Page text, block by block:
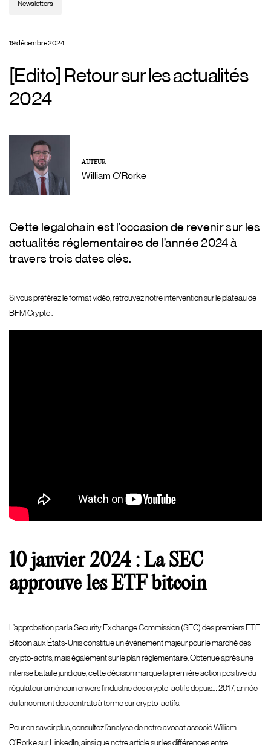
Newsletters
19 décembre 2024
[Edito] Retour sur les actualités
2024
AUTEUR
William O’Rorke
Cette legalchain est l’occasion de revenir sur les
actualités réglementaires de l’année 2024 à
travers trois dates clés.
Si vous préférez le format vidéo, retrouvez notre intervention sur le plateau de
BFM Crypto :
10 janvier 2024 : La SEC
approuve les ETF bitcoin
L’approbation par la Security Exchange Commission (SEC) des premiers ETF
Bitcoin aux États-Unis constitue un événement majeur pour le marché des
crypto-actifs, mais également sur le plan réglementaire. Obtenue après une
intense bataille juridique, cette décision marque la première action positive du
régulateur américain envers l’industrie des crypto-actifs depuis… 2017, année
du lancement des contrats à terme sur crypto-actifs.
Pour en savoir plus, consultez l’analysede notre avocat associé William
O’Rorke sur LinkedIn, ainsi quenotre articlesur les différences entre